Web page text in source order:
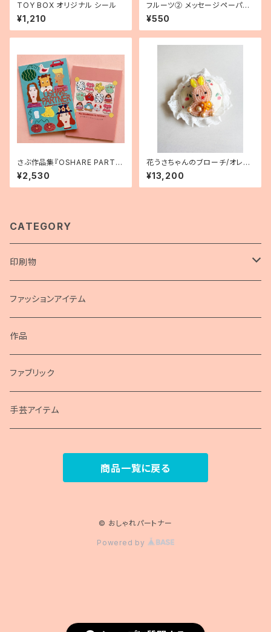
TOY BOX オリジナル シール
¥1,210
フルーツ② メッセージペーパー/
20枚セット
¥550
さぶ作品集『OSHARE PARTN
ER Collection of Works』
¥2,530
花うさちゃんのブローチ/オレン
ジ
¥13,200
CATEGORY
印刷物
画集
ポスター
包装紙
ファッションアイテム
作品
ファブリック
手芸アイテム
商品一覧に戻る
© おしゃれパートナー
Powered by